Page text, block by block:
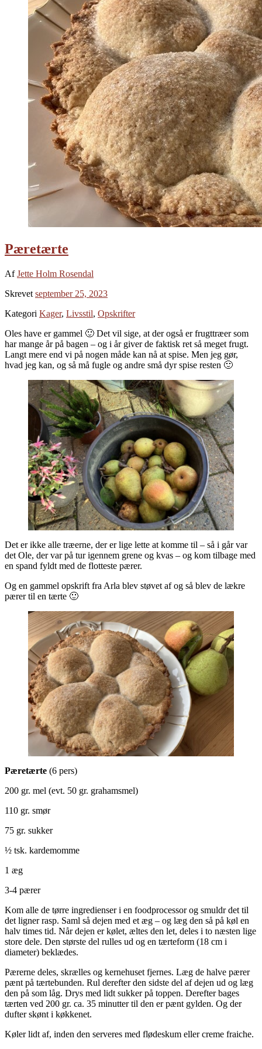
Pæretærte
AfJette Holm Rosendal
Skrevet september 25, 2023
Kategori Kager, Livsstil, Opskrifter
Oles have er gammel 🙂 Det vil sige, at der også er frugttræer som
har mange år på bagen – og i år giver de faktisk ret så meget frugt.
Langt mere end vi på nogen måde kan nå at spise. Men jeg gør,
hvad jeg kan, og så må fugle og andre små dyr spise resten 🙂
Det er ikke alle træerne, der er lige lette at komme til – så i går var
det Ole, der var på tur igennem grene og kvas – og kom tilbage med
en spand fyldt med de flotteste pærer.
Og en gammel opskrift fra Arla blev støvet af og så blev de lækre
pærer til en tærte 🙂
Pæretærte (6 pers)
200 gr. mel (evt. 50 gr. grahamsmel)
110 gr. smør
75 gr. sukker
½ tsk. kardemomme
1 æg
3-4 pærer
Kom alle de tørre ingredienser i en foodprocessor og smuldr det til
det ligner rasp. Saml så dejen med et æg – og læg den så på køl en
halv times tid. Når dejen er kølet, æltes den let, deles i to næsten lige
store dele. Den største del rulles ud og en tærteform (18 cm i
diameter) beklædes.
Pærerne deles, skrælles og kernehuset fjernes. Læg de halve pærer
pænt på tærtebunden. Rul derefter den sidste del af dejen ud og læg
den på som låg. Drys med lidt sukker på toppen. Derefter bages
tærten ved 200 gr. ca. 35 minutter til den er pænt gylden. Og der
dufter skønt i køkkenet.
Køler lidt af, inden den serveres med flødeskum eller creme fraiche.